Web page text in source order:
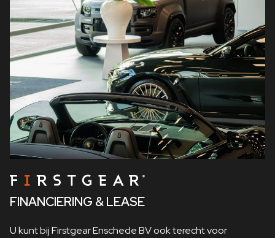
FINANCIERING & LEASE
U kunt bij Firstgear Enschede BV ook terecht voor